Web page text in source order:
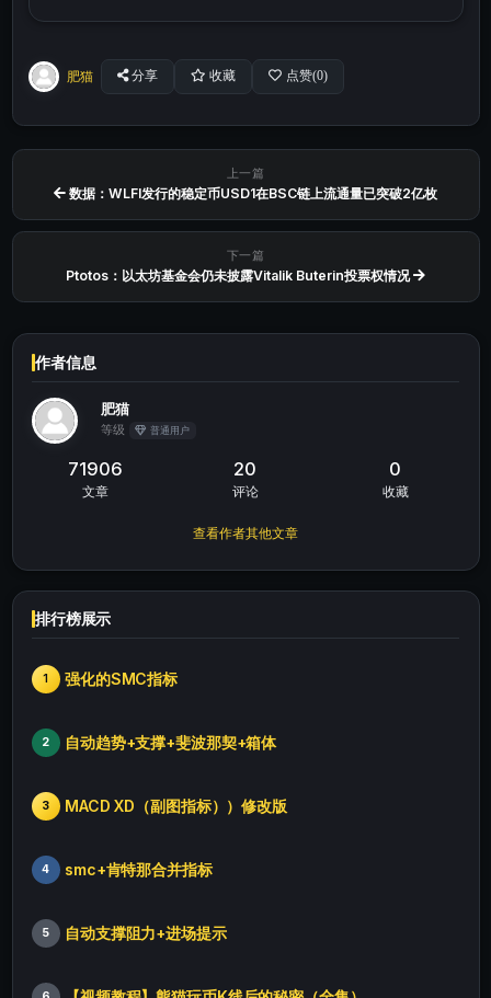
肥猫 分享 收藏 点赞(0)
上一篇
数据：WLFI发行的稳定币USD1在BSC链上流通量已突破2亿枚
下一篇
Ptotos：以太坊基金会仍未披露Vitalik Buterin投票权情况
作者信息
肥猫
等级 普通用户
71906
文章
20
评论
0
收藏
查看作者其他文章
排行榜展示
1 强化的SMC指标
2 自动趋势+支撑+斐波那契+箱体
3 MACD XD（副图指标））修改版
4 smc+肯特那合并指标
5 自动支撑阻力+进场提示